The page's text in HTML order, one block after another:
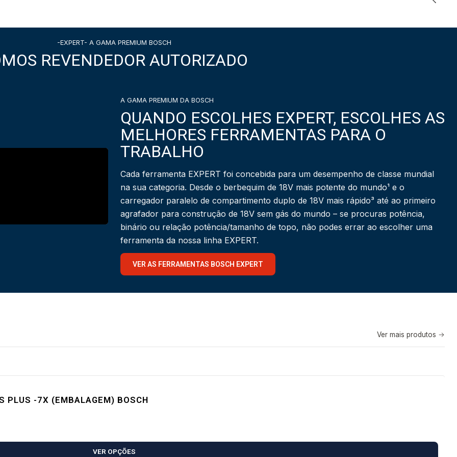
-EXPERT- A GAMA PREMIUM BOSCH
REVENDEDOR AUTORIZADO
A GAMA PREMIUM DA BOSCH
QUANDO ESCOLHES EXPERT, ESCOLHES AS
MELHORES FERRAMENTAS PARA O
TRABALHO
Cada ferramenta EXPERT foi concebida para um desempenho de classe mundial
na sua categoria. Desde o berbequim de 18V mais potente do mundo¹ e o
carregador paralelo de compartimento duplo de 18V mais rápido³ até ao primeiro
agrafador para construção de 18V sem gás do mundo – se procuras potência,
binário ou relação potência/tamanho de topo, não podes errar ao escolher uma
ferramenta da nossa linha EXPERT.
VER AS FERRAMENTAS BOSCH EXPERT
Ver mais produtos
PLUS -7X (EMBALAGEM) BOSCH
VER OPÇÕES